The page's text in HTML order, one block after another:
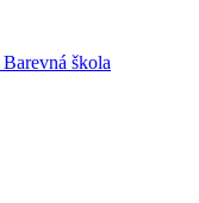
Barevná škola